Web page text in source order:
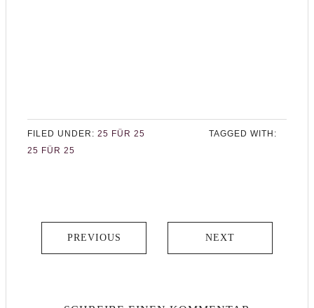
FILED UNDER: 25 FÜR 25
TAGGED WITH:
25 FÜR 25
PREVIOUS NEXT